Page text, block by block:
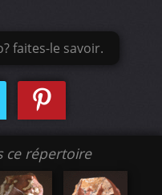
faites-le savoir.
ce répertoire